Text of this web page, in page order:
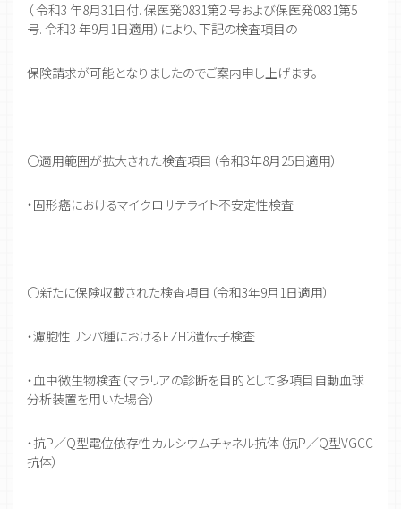
（ 令和3 年8月31日付. 保医発0831第2 号および保医発0831第5
号. 令和3 年9月1日適用）により、下記の検査項目の
保険請求が可能となりましたのでご案内申し上げます。
〇適用範囲が拡大された検査項目（令和3年8月25日適用）
・固形癌におけるマイクロサテライト不安定性検査
〇新たに保険収載された検査項目（令和3年9月1日適用）
・濾胞性リンパ腫におけるEZH2遺伝子検査
・血中微生物検査（マラリアの診断を目的として多項目自動血球
分析装置を用いた場合）
・抗P／Q型電位依存性カルシウムチャネル抗体（抗P／Q型VGCC
抗体）